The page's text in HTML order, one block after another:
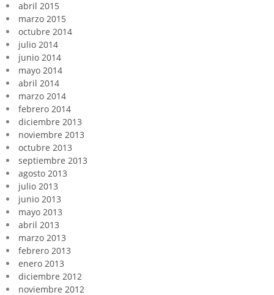
abril 2015
marzo 2015
octubre 2014
julio 2014
junio 2014
mayo 2014
abril 2014
marzo 2014
febrero 2014
diciembre 2013
noviembre 2013
octubre 2013
septiembre 2013
agosto 2013
julio 2013
junio 2013
mayo 2013
abril 2013
marzo 2013
febrero 2013
enero 2013
diciembre 2012
noviembre 2012